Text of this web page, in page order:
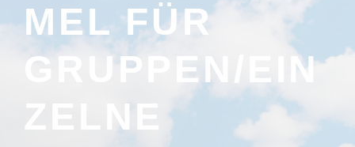
MEL FÜR
GRUPPEN/EIN
ZELNE